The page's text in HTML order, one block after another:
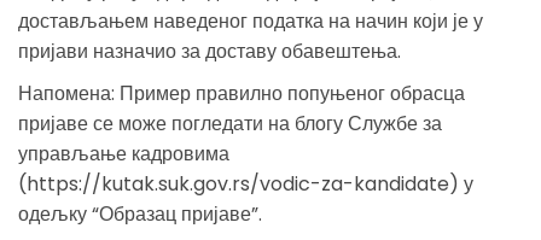
достављањем наведеног податка на начин који је у
пријави назначио за доставу обавештења.
Напомена: Пример правилно попуњеног обрасца
пријаве се може погледати на блогу Службе за
управљање кадровима
(https://kutak.suk.gov.rs/vodic-za-kandidate) у
одељку “Образац пријаве”.